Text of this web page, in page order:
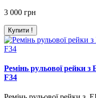
3 000 грн
Купити !
Ремінь рульової рейки
F34